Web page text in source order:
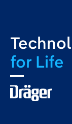
for Life